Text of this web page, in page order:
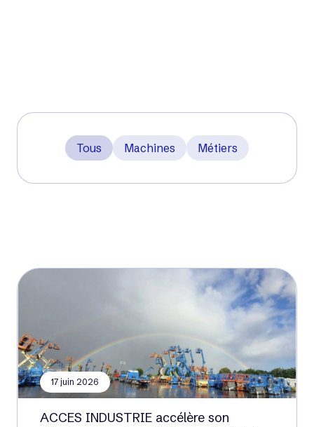
Tous Machines Métiers
17 juin 2026
ACCES INDUSTRIE accélère son